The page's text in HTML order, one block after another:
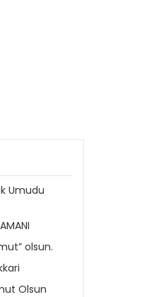
Umudu
olsun.
Olsun